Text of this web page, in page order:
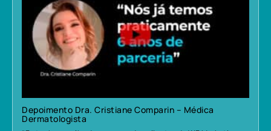
Depoimento Dra. Cristiane Comparin – Médica
Dermatologista